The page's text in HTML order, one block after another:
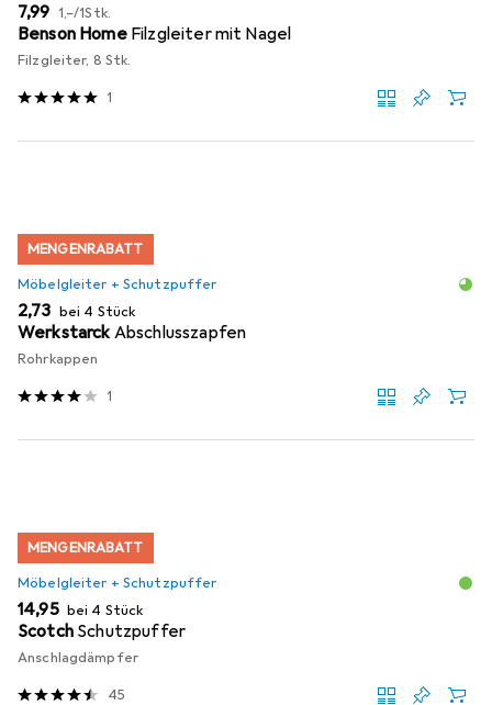
EUR
7,99 EUR
1,–/1Stk.
Benson Home Filzgleiter mit Nagel
Filzgleiter, 8 Stk.
1
MENGENRABATT
Möbelgleiter + Schutzpuffer
EUR
2,73 bei 4 Stück
WerkstarckAbschlusszapfen
Rohrkappen
1
MENGENRABATT
Möbelgleiter + Schutzpuffer
EUR
14,95 bei 4 Stück
Scotch Schutzpuffer
Anschlagdämpfer
45